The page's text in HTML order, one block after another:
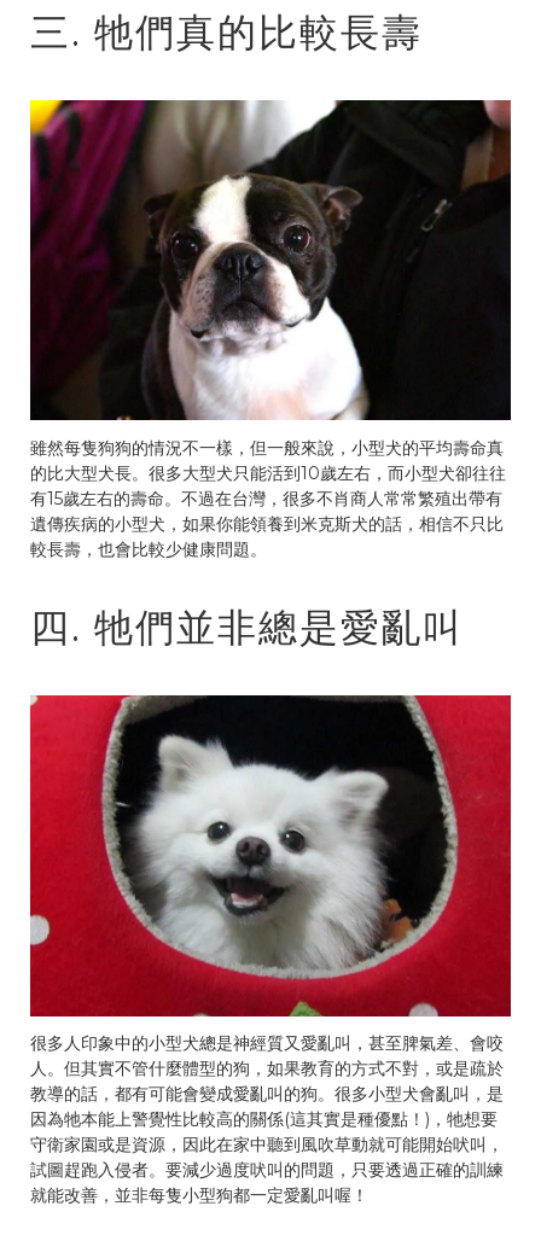
三. 牠們真的比較長壽
雖然每隻狗狗的情況不一樣，但一般來說，小型犬的平均壽命真
的比大型犬長。很多大型犬只能活到10歲左右，而小型犬卻往往
有15歲左右的壽命。不過在台灣，很多不肖商人常常繁殖出帶有
遺傳疾病的小型犬，如果你能領養到米克斯犬的話，相信不只比
較長壽，也會比較少健康問題。
四. 牠們並非總是愛亂叫
很多人印象中的小型犬總是神經質又愛亂叫，甚至脾氣差、會咬
人。但其實不管什麼體型的狗，如果教育的方式不對，或是疏於
教導的話，都有可能會變成愛亂叫的狗。很多小型犬會亂叫，是
因為牠本能上警覺性比較高的關係(這其實是種優點！)，牠想要
守衛家園或是資源，因此在家中聽到風吹草動就可能開始吠叫，
試圖趕跑入侵者。要減少過度吠叫的問題，只要透過正確的訓練
就能改善，並非每隻小型狗都一定愛亂叫喔！